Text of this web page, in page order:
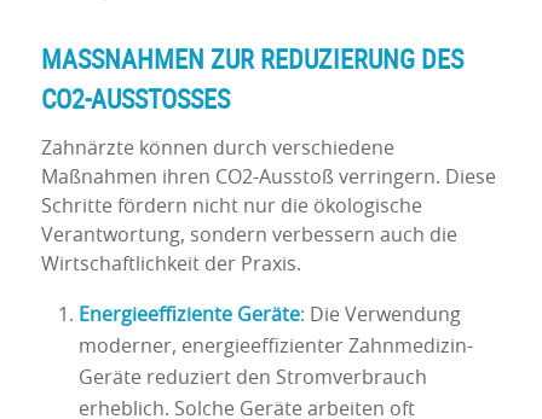
MASSNAHMEN ZUR REDUZIERUNG DES C
O2-AUSSTOSSES
Zahnärzte können durch verschiedene
Maßnahmen ihren CO2-Ausstoß verringern. Diese
Schritte fördern nicht nur die ökologische
Verantwortung, sondern verbessern auch die
Wirtschaftlichkeit der Praxis.
Energieeffiziente Geräte: Die Verwendung
moderner, energieeffizienter Zahnmedizin-
Geräte reduziert den Stromverbrauch
erheblich. Solche Geräte arbeiten oft